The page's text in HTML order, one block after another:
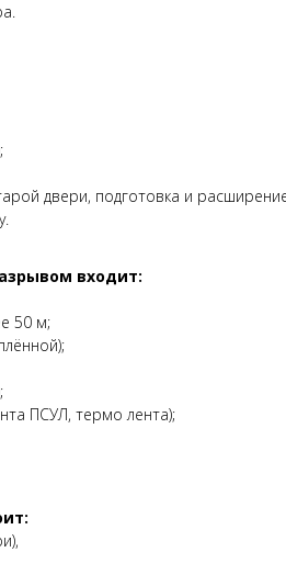
двери, подготовка и
входит:
50 м;
ПСУЛ, термо лента);